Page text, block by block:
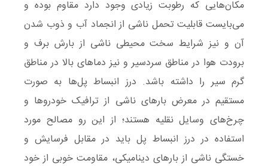
مکان‌هایی که رطوبت زیادی وجود دارد مقاوم بوده و
می‌بایست قابلیت تحمل ناشی از انجماد آب و ذوب شدن
آن و نیز شرایط سخت محیطی ناشی از بارش برف و
برودت هوا در مناطق سردسیر و نیز دماهای بالا در مناطق
گرم سیر را داشته باشد. درز انبساط پل‌ها به ‌صورت
مستقیم در معرض بارهای ناشی از ترافیک خودروها و
چرخ‌های وسایل نقلیه هستند؛ از این ‌رو مصالح مورد
استفاده در درز انبساط پل باید در مقابل فرسایش و
خستگی ناشی از بارهای دینامیکی، مقاومت خوبی از خود